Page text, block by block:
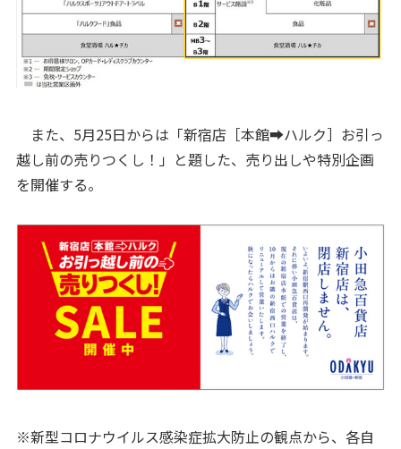
また、5月25日からは「新宿店［本館➡ハルク］お引っ
越し前の売りつくし！」と題した、売り出しや特別企画
を開催する。
※新型コロナウイルス感染症拡大防止の観点から、各自